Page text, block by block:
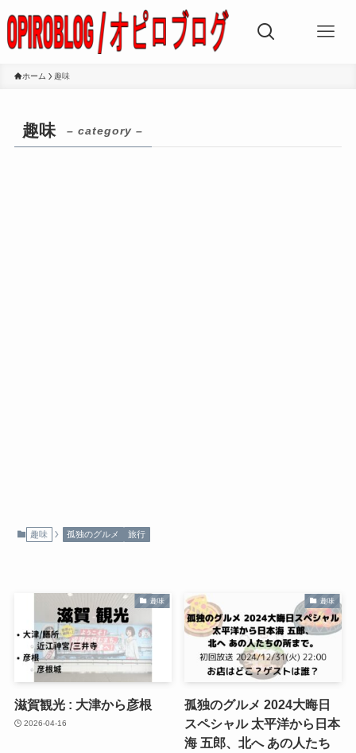
ホーム 趣味
趣味 – category –
趣味 孤独のグルメ 旅行
趣味
滋賀観光 : 大津から彦根
2026-04-16
趣味
孤独のグルメ 2024大晦日
スペシャル 太平洋から日本
海 五郎、北へ あの人たち